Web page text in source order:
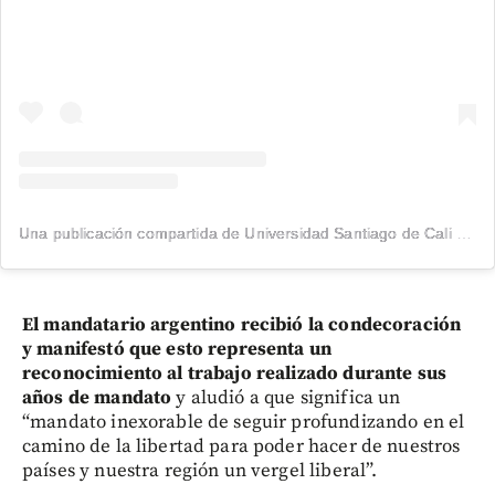
El mandatario argentino recibió la condecoración
y manifestó que esto representa un
reconocimiento al trabajo realizado durante sus
años de mandato y aludió a que significa un
“mandato inexorable de seguir profundizando en el
camino de la libertad para poder hacer de nuestros
países y nuestra región un vergel liberal”.